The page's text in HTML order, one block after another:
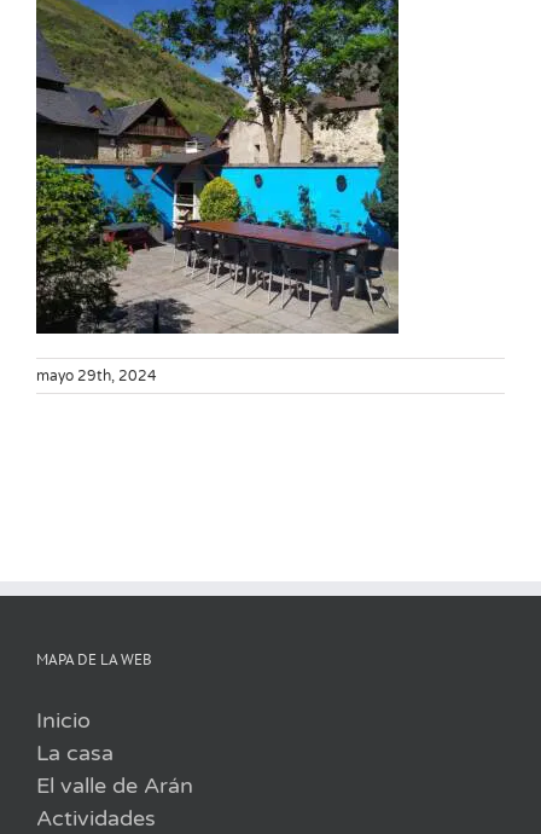
mayo 29th, 2024
MAPA DE LA WEB
Inicio
La casa
El valle de Arán
Actividades